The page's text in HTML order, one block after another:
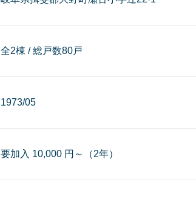
全2棟 / 総戸数80戸
1973/05
要加入 10,000 円～（2年）